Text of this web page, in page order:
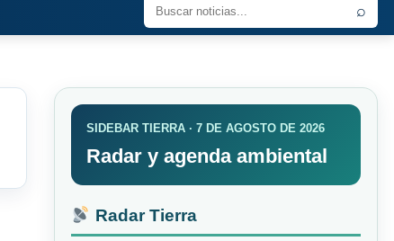
⌕
SIDEBAR TIERRA · 7 DE AGOSTO DE 2026
Radar y agenda ambiental
Radar Tierra